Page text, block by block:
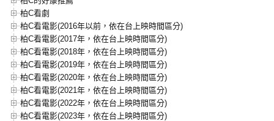
柏C看劇
柏C看電影(2016年以前，依在台上映時間區分)
柏C看電影(2017年，依在台上映時間區分)
柏C看電影(2018年，依在台上映時間區分)
柏C看電影(2019年，依在台上映時間區分)
柏C看電影(2020年，依在台上映時間區分)
柏C看電影(2021年，依在台上映時間區分)
柏C看電影(2022年，依在台上映時間區分)
柏C看電影(2023年，依在台上映時間區分)